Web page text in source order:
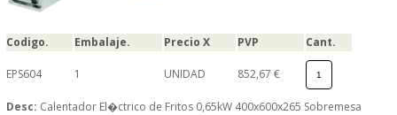
Codigo. Embalaje. Precio X PVP Cant.
EPS604 1 UNIDAD 852,67 €
Desc: Calentador El�ctrico de Fritos 0,65kW 400x600x265 Sobremesa